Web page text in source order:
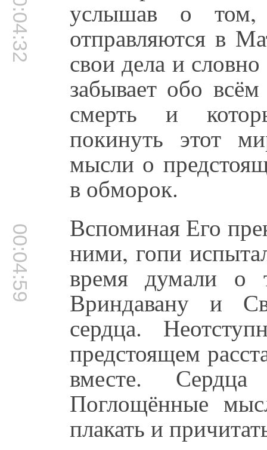
00:04:32 услышав о
отправляются в
свои дела и
забывает обо
смерть и
покинуть этот
мысли о
в обморок.
00:04:59 Вспоминая Его
ними, гопи
время думали о
Вриндавану и
сердца.
предстоящем
вместе.
Поглощённые
плакать и